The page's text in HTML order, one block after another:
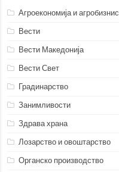
Агроекономија и агробизнис
Вести
Вести Македонија
Вести Свет
Градинарство
Занимливости
Здрава храна
Лозарство и овоштарство
Органско производство